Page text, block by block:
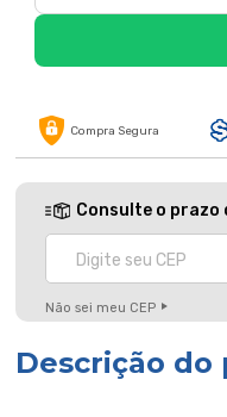
Compra Segura
Consulte o prazo
Não sei meu CEP
Descrição